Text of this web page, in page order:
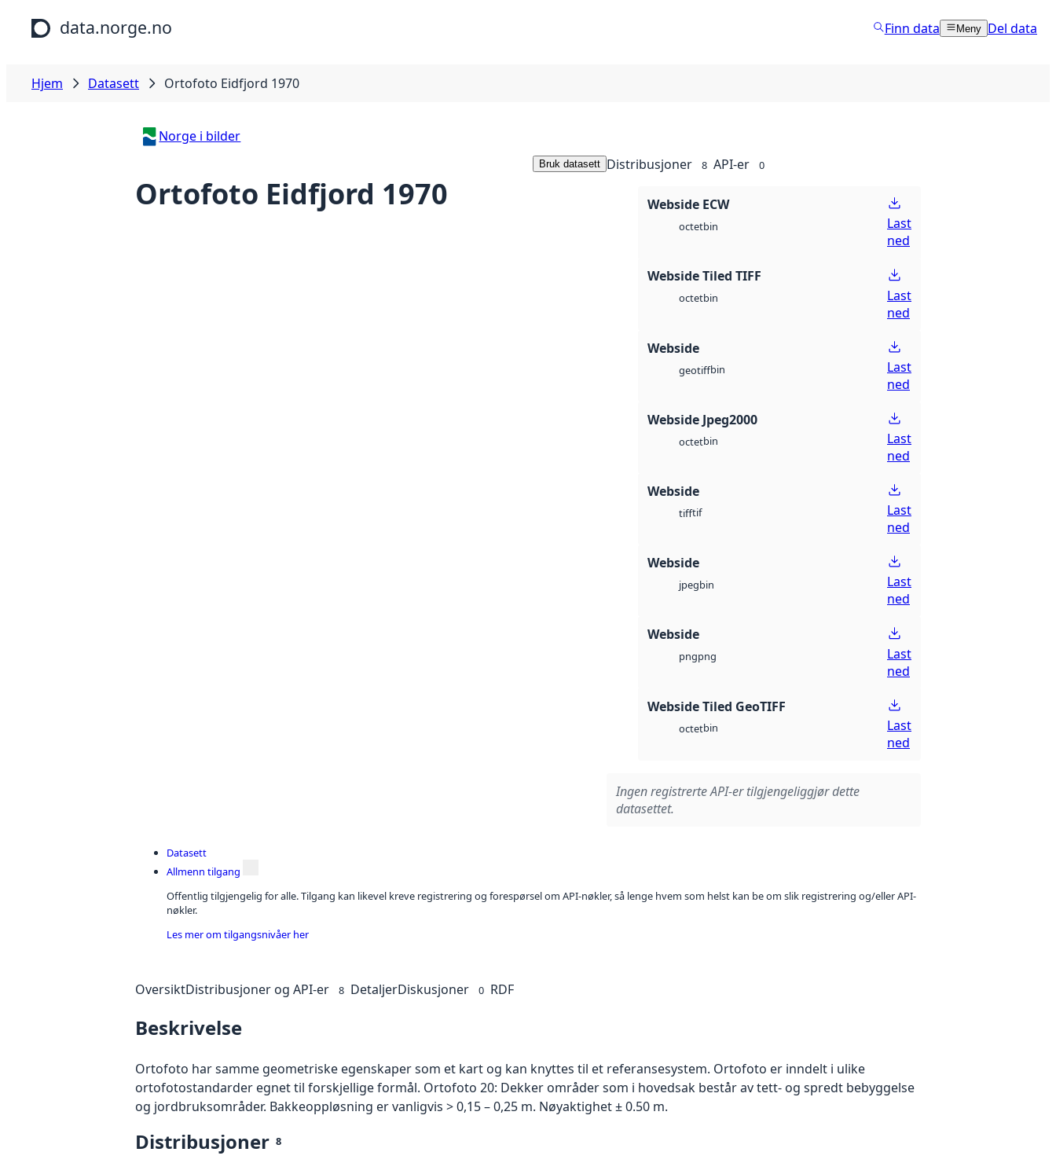
Hopp til hovedinnhold
data.norge.no Finn data Meny Del data
Hjem Datasett Ortofoto Eidfjord 1970
Norge i bilder
Ortofoto Eidfjord 1970
Bruk datasett Distribusjoner 8 API-er 0
Webside ECW
octetbin
Last
ned
Webside Tiled TIFF
octetbin
Last
ned
Webside
geotiffbin
Last
ned
Webside Jpeg2000
octetbin
Last
ned
Webside
tifftif
Last
ned
Webside
jpegbin
Last
ned
Webside
pngpng
Last
ned
Webside Tiled GeoTIFF
octetbin
Last
ned
Ingen registrerte API-er tilgjengeliggjør dette
datasettet.
Datasett
Allmenn tilgang
Offentlig tilgjengelig for alle. Tilgang kan likevel kreve registrering og forespørsel om API-nøkler, så lenge hvem som helst kan be om slik registrering og/eller API-
nøkler.
Les mer om tilgangsnivåer her
OversiktDistribusjoner og API-er 8 DetaljerDiskusjoner 0 RDF
Beskrivelse
Ortofoto har samme geometriske egenskaper som et kart og kan knyttes til et referansesystem. Ortofoto er inndelt i ulike
ortofotostandarder egnet til forskjellige formål. Ortofoto 20: Dekker områder som i hovedsak består av tett- og spredt bebyggelse
og jordbruksområder. Bakkeoppløsning er vanligvis > 0,15 – 0,25 m. Nøyaktighet ± 0.50 m.
Distribusjoner 8